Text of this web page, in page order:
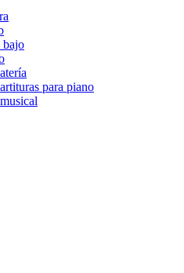
bajo
para piano